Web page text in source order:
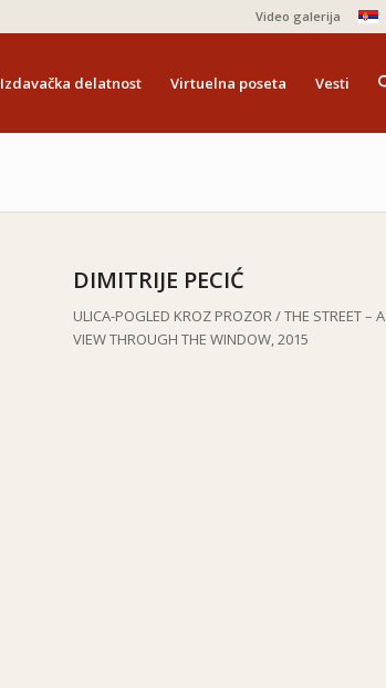
Video galerija
Izdavačka delatnost Virtuelna poseta Vesti
DIMITRIJE PECIĆ
ULICA-POGLED KROZ PROZOR /THE STREET – A
VIEW THROUGH THE WINDOW, 2015